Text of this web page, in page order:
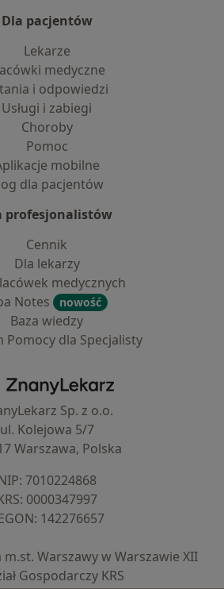
Dla pacjentów
Lekarze
medyczne
i odpowiedzi
Usługi i zabiegi
Choroby
Pomoc
mobilne
dla pacjentów
profesjonalistów
Cennik
Dla lekarzy
medycznych
Notes
nowość
Baza wiedzy
Pomocy dla Specjalisty
ZnanyLekarz - Strona główna
Sp. z o.o.
ul. Kolejowa 5/7
Warszawa, Polska
⁠7010224868
⁠0000347997
⁠142276657
m.st. Warszawy w Warszawie XII
Gospodarczy KRS